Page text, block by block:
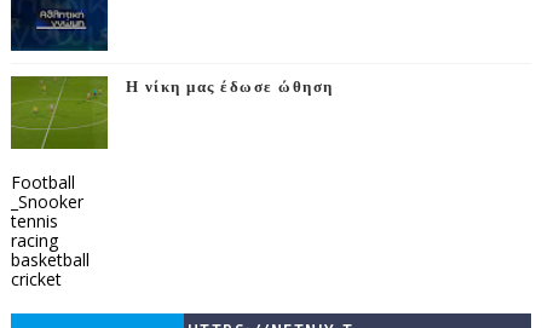
Η νίκη μας έδωσε ώθηση
Football
_Snooker
tennis
racing
basketball
cricket